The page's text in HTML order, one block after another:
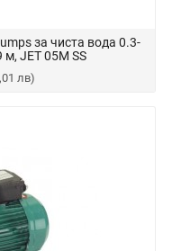
за чиста вода 0.3-
JET 05M SS
лв)